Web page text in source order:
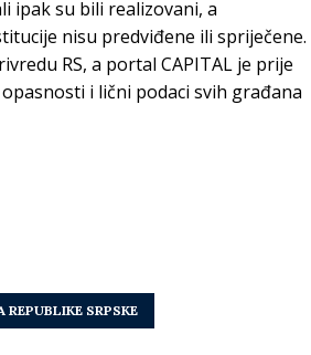
ipak su bili realizovani, a
nisu predviđene ili spriječene.
RS, a portal CAPITAL je prije
i lični podaci svih građana
REPUBLIKE SRPSKE